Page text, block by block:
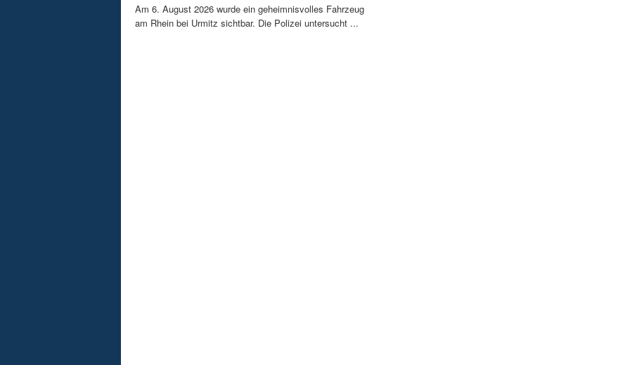
Am 6. August 2026 wurde ein geheimnisvolles Fahrzeug
am Rhein bei Urmitz sichtbar. Die Polizei untersucht ...